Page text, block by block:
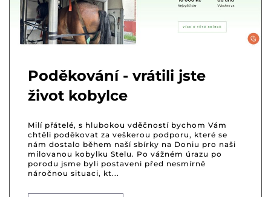
Poděkování - vrátili jste
život kobylce
Milí přátelé, s hlubokou vděčností bychom Vám
chtěli poděkovat za veškerou podporu, které se
nám dostalo během naší sbírky na Doniu pro naši
milovanou kobylku Stelu. Po vážném úrazu po
porodu jsme byli postaveni před nesmírně
náročnou situaci, kt...